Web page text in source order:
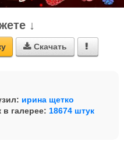
↓
 Скачать 
ирина щетко
в галерее: 18674 штук